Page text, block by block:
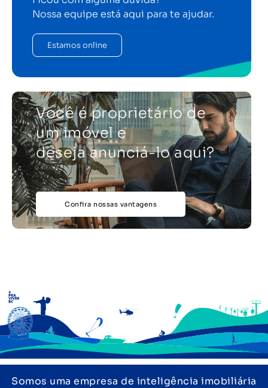
Nossa equipe está aqui para te ajudar.
Estamos online
Você é proprietário de
um imóvel e
deseja anunciá-lo aqui?
Confira nossas vantagens
Somos uma empresa de inteligência imobiliária